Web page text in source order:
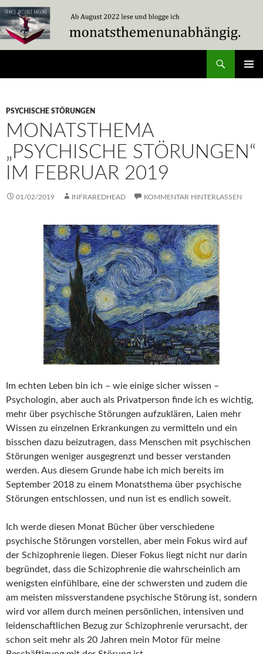
Zum
Inhalt
springen
PSYCHISCHE STÖRUNGEN
MONATSTHEMA
„PSYCHISCHE STÖRUNGEN“
IM FEBRUAR 2019
01/02/2019 INFRAREDHEAD KOMMENTAR HINTERLASSEN
Im echten Leben bin ich – wie einige sicher wissen –
Psychologin, aber auch als Privatperson finde ich es wichtig,
mehr über psychische Störungen aufzuklären, Laien mehr
Wissen zu einzelnen Erkrankungen zu vermitteln und ein
bisschen dazu beizutragen, dass Menschen mit psychischen
Störungen weniger ausgegrenzt und besser verstanden
werden. Aus diesem Grunde habe ich mich bereits im
September 2018 zu einem Monatsthema über psychische
Störungen entschlossen, und nun ist es endlich soweit.
Ich werde diesen Monat Bücher über verschiedene
psychische Störungen vorstellen, aber mein Fokus wird auf
der Schizophrenie liegen. Dieser Fokus liegt nicht nur darin
begründet, dass die Schizophrenie die wahrscheinlich am
wenigsten einfühlbare, eine der schwersten und zudem die
am meisten missverstandene psychische Störung ist, sondern
wird vor allem durch meinen persönlichen, intensiven und
leidenschaftlichen Bezug zur Schizophrenie verursacht, der
schon seit mehr als 20 Jahren mein Motor für meine